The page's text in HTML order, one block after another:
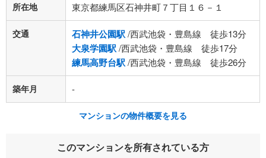
所在地 東京都練馬区石神井町７丁目１６－１
交通 石神井公園駅/西武池袋・豊島線 徒歩13分
大泉学園駅/西武池袋・豊島線 徒歩17分
練馬高野台駅/西武池袋・豊島線 徒歩26分
築年月 -
マンションの物件概要を見る
このマンションを所有されている方